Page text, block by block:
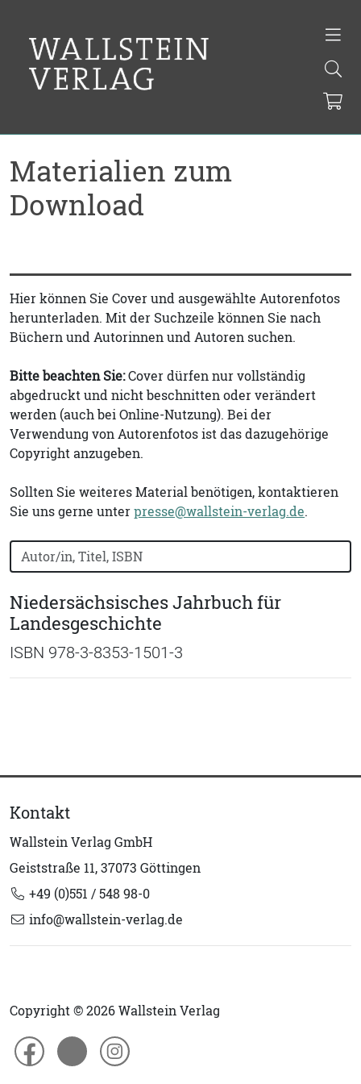
Materialien zum
Download
Hier können Sie Cover und ausgewählte Autorenfotos
herunterladen. Mit der Suchzeile können Sie nach
Büchern und Autorinnen und Autoren suchen.
Bitte beachten Sie:Cover dürfen nur vollständig
abgedruckt und nicht beschnitten oder verändert
werden (auch bei Online-Nutzung). Bei der
Verwendung von Autorenfotos ist das dazugehörige
Copyright anzugeben.
Sollten Sie weiteres Material benötigen, kontaktieren
Sie uns gerne unterpresse@wallstein-verlag.de.
Bücher nach Buchtitel, Autorennamen oder ISBN
Niedersächsisches Jahrbuch für
Landesgeschichte
ISBN 978-3-8353-1501-3
Kontakt
Wallstein Verlag GmbH
Geiststraße 11, 37073 Göttingen
+49 (0)551 / 548 98-0
info@wallstein-verlag.de
Copyright © 2026 Wallstein Verlag